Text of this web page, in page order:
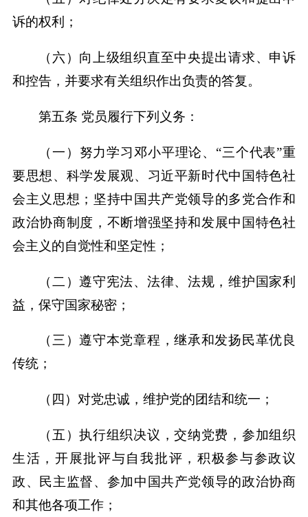
诉的权利；
（六）向上级组织直至中央提出请求、申诉
和控告，并要求有关组织作出负责的答复。
第五条 党员履行下列义务：
（一）努力学习邓小平理论、“三个代表”重
要思想、科学发展观、习近平新时代中国特色社
会主义思想；坚持中国共产党领导的多党合作和
政治协商制度，不断增强坚持和发展中国特色社
会主义的自觉性和坚定性；
（二）遵守宪法、法律、法规，维护国家利
益，保守国家秘密；
（三）遵守本党章程，继承和发扬民革优良
传统；
（四）对党忠诚，维护党的团结和统一；
（五）执行组织决议，交纳党费，参加组织
生活，开展批评与自我批评，积极参与参政议
政、民主监督、参加中国共产党领导的政治协商
和其他各项工作；